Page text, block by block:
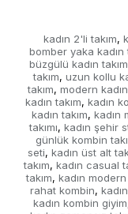
kadın 2'li takım,
bomber yaka kadın
büzgülü kadın takım
takım, uzun kollu
takım, modern
kadın takım, kadın
kadın takım, kadın
takımı, kadın şehir
günlük kombin
seti, kadın üst alt
takım, kadın casual
takım, kadın
rahat kombin,
kadın kombin giyim